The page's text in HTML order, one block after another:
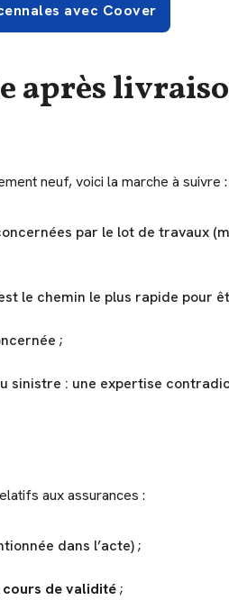
avec Coover
après
neuf, voici la marche à suivre :
par le lot de travaux
le chemin le plus rapide pour
;
sinistre : une expertise
aux assurances :
dans l’acte) ;
de validité;